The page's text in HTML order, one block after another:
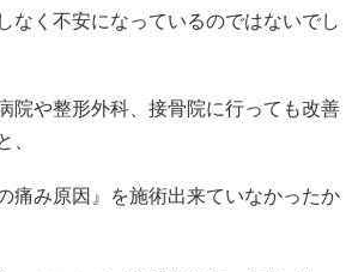
なく不安になっているのではないでし
院や整形外科、接骨院に行っても改善
、
痛み原因』を施術出来ていなかったか